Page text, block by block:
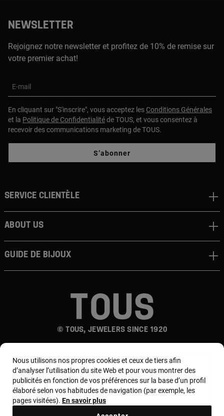
NEWSLETTER
Rejoignez notre newsletter et profitez de 10% de remise sur
votre premier achat!
E-mail
En cliquant sur "S'inscrire", vous acceptez les Conditions Générales
et la Politique de Confidentialitéde TOUS, et vous consentez à
recevoir des communications marketing de TOUS.
S’abonner
© TOUS, JEWELERS SINCE 1920
Service clientèle
About us
Guide de bijoux
Pays et devise :France / Euro
Nous utilisons nos propres cookies et ceux de tiers afin
d’analyser l’utilisation du site Web et pour vous montrer des
publicités en fonction de vos préférences sur la base d’un profil
élaboré selon vos habitudes de navigation (par exemple, les
pages visitées). En savoir plus